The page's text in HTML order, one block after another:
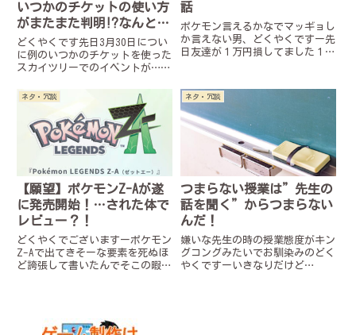
いつかのチケットの使い方
がまたまた判明⁉︎なんとも
ちろん嘘！
どくやくです先日3月30日につい
に例のいつかのチケットを使った
スカイツリーでのイベントが…な
リンクさすが天下の任天堂…リー
ク情報が流されたと知ってすぐさ
ま計画を切り替えたというところ
か…しかしッ！！また新たな
情...
話
ポケモン言えるかなでマッギョし
か言えない男、どくやくですー先
日友達が１万円損してました１万
ト！……のはずがあれ……少な
い⁉買取時期が遅かったせいで
5000円にしかならず、残念な結
果に...
ネタ・冗談
【願望】ポケモンZ-Aが遂
に発売開始！…された体で
レビュー？！
どくやくでございますーポケモン
Z-Aで出てきそーな要素を死ぬほ
ど誇張して書いたんでそこの暇な
は現実ではまだ発売されていま
ネタ・冗談
つまらない授業は”先生の
話を聞く”からつまらない
んだ！
嫌いな先生の時の授業態度がキン
グコングみたいでお馴染みのどく
やくですーいきなりだけど